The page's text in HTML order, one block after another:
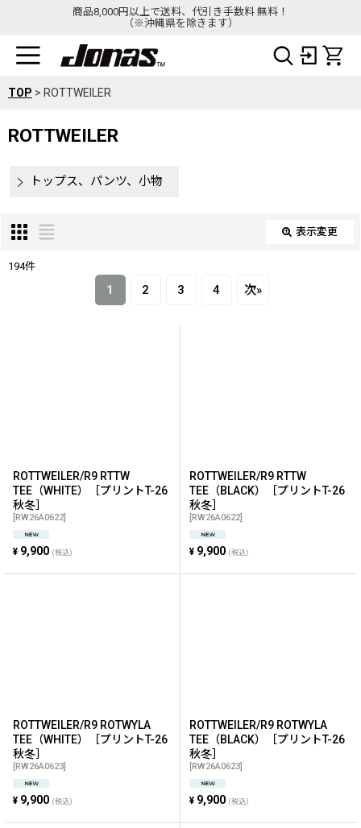
商品8,000円以上で送料、代引き手数料 無料！
（※沖縄県を除きます）
TOP > ROTTWEILER
ROTTWEILER
トップス、パンツ、小物
表示変更
閉じる
194件
1 2 3 4 次»
ROTTWEILER/R9 RTTW
TEE（WHITE）［プリントT-26
秋冬］
[RW26A0622]
¥ 9,900 (税込)
ROTTWEILER/R9 RTTW
TEE（BLACK）［プリントT-26
秋冬］
[RW26A0622]
¥ 9,900 (税込)
ROTTWEILER/R9 ROTWYLA
TEE（WHITE）［プリントT-26
秋冬］
[RW26A0623]
¥ 9,900 (税込)
ROTTWEILER/R9 ROTWYLA
TEE（BLACK）［プリントT-26
秋冬］
[RW26A0623]
¥ 9,900 (税込)